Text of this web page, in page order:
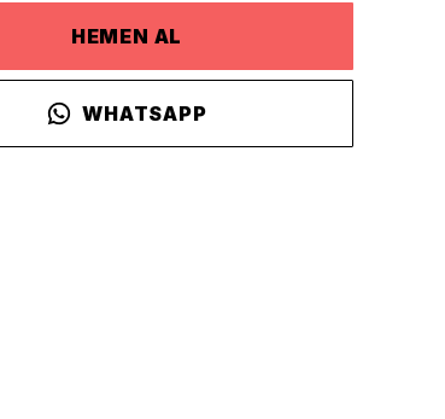
HEMEN AL
WHATSAPP